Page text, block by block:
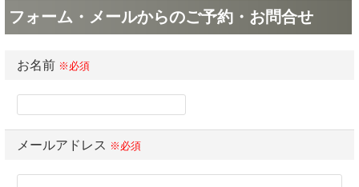
フォーム・メールからのご予約・お問合せ
お名前 ※必須
メールアドレス ※必須